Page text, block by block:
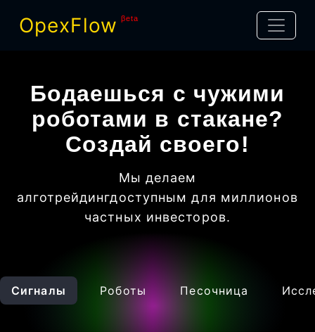
OpexFlow βeta
Бодаешься с чужими
роботами в стакане?
Создай своего!
Мы делаем
алготрейдингдоступным для миллионов
частных инвесторов.
Сигналы Роботы Песочница